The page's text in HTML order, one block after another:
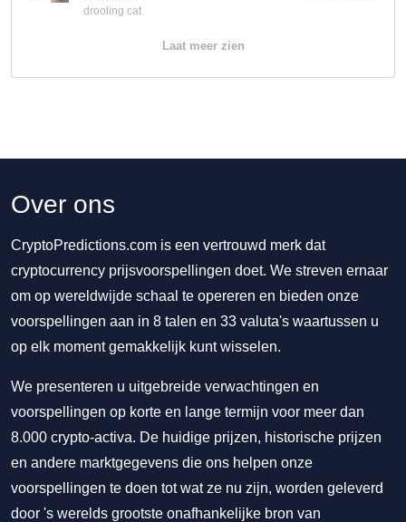
drooling cat
Laat meer zien
Over ons
CryptoPredictions.com is een vertrouwd merk dat
cryptocurrency prijsvoorspellingen doet. We streven ernaar
om op wereldwijde schaal te opereren en bieden onze
voorspellingen aan in 8 talen en 33 valuta's waartussen u
op elk moment gemakkelijk kunt wisselen.
We presenteren u uitgebreide verwachtingen en
voorspellingen op korte en lange termijn voor meer dan
8.000 crypto-activa. De huidige prijzen, historische prijzen
en andere marktgegevens die ons helpen onze
voorspellingen te doen tot wat ze nu zijn, worden geleverd
door 's werelds grootste onafhankelijke bron van